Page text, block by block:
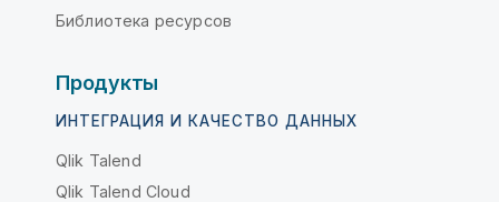
Библиотека ресурсов
Продукты
ИНТЕГРАЦИЯ И КАЧЕСТВО ДАННЫХ
Qlik Talend
Qlik Talend Cloud